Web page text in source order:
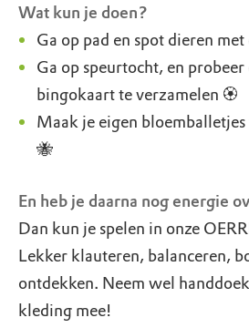
Wat kun je doen?
Ga op pad en spot dieren
Ga op speurtocht, en probeer
bingokaart te verzamelen 🏵️
Maak je eigen
🐝
En heb je daarna nog energie
Dan kun je spelen in onze
Lekker klauteren, balanceren,
ontdekken. Neem wel
kleding mee!